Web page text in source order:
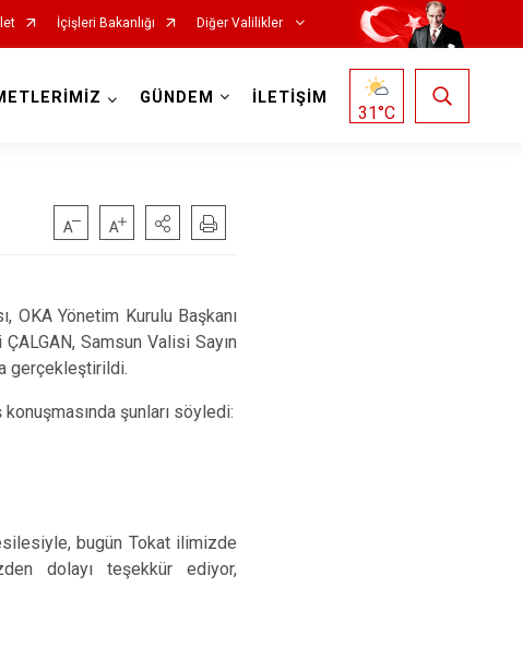
İçişleri Bakanlığı Diğer Valilikler
GÜNDEM İLETİŞİM
31°C
OKA Yönetim Kurulu Başkanı
Samsun Valisi Sayın
gerçekleştirildi.
konuşmasında şunları söyledi:
bugün Tokat ilimizde
dolayı teşekkür ediyor,